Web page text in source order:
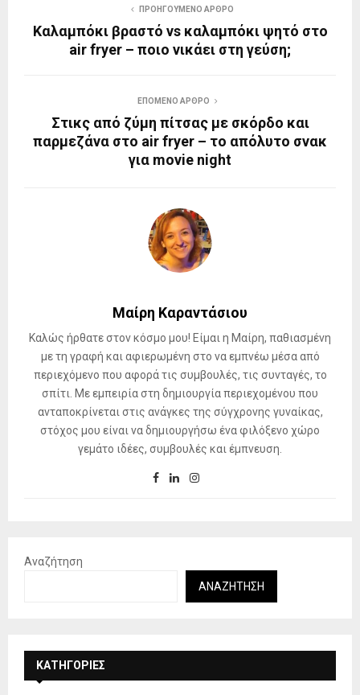
ΠΡΟΗΓΟΎΜΕΝΟ ΆΡΘΡΟ
Καλαμπόκι βραστό vs καλαμπόκι ψητό στο
air fryer – ποιο νικάει στη γεύση;
ΕΠΌΜΕΝΟ ΆΡΘΡΟ
Στικς από ζύμη πίτσας με σκόρδο και
παρμεζάνα στο air fryer – το απόλυτο σνακ
για movie night
Μαίρη Καραντάσιου
Καλώς ήρθατε στον κόσμο μου! Είμαι η Μαίρη, παθιασμένη
με τη γραφή και αφιερωμένη στο να εμπνέω μέσα από
περιεχόμενο που αφορά τις συμβουλές, τις συνταγές, το
σπίτι. Με εμπειρία στη δημιουργία περιεχομένου που
ανταποκρίνεται στις ανάγκες της σύγχρονης γυναίκας,
στόχος μου είναι να δημιουργήσω ένα φιλόξενο χώρο
γεμάτο ιδέες, συμβουλές και έμπνευση.
Αναζήτηση
ΑΝΑΖΉΤΗΣΗ
KΑΤΗΓΟΡΊΕΣ